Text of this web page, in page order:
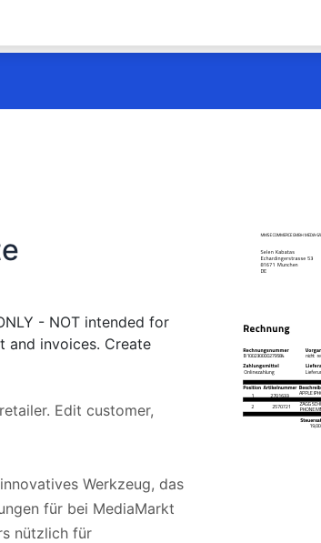
- NOT intended for
and invoices. Create
Edit customer,
Werkzeug, das
für bei MediaMarkt
nützlich für